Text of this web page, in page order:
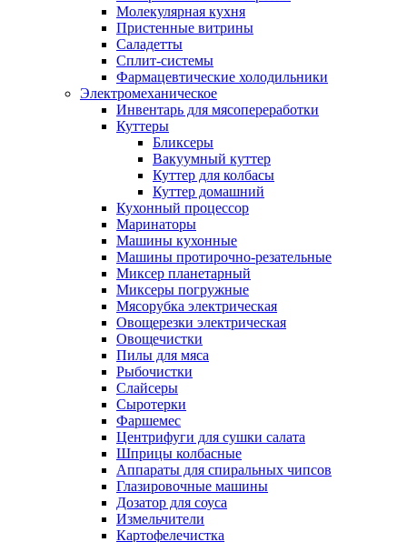
Молекулярная кухня
Пристенные витрины
Саладетты
Сплит-системы
Фармацевтические холодильники
Электромеханическое
Инвентарь для мясопереработки
Куттеры
Бликсеры
Вакуумный куттер
Куттер для колбасы
Куттер домашний
Кухонный процессор
Маринаторы
Машины кухонные
Машины протирочно-резательные
Миксер планетарный
Миксеры погружные
Мясорубка электрическая
Овощерезки электрическая
Овощечистки
Пилы для мяса
Рыбочистки
Слайсеры
Сыротерки
Фаршемес
Центрифуги для сушки салата
Шприцы колбасные
Аппараты для спиральных чипсов
Глазировочные машины
Дозатор для соуса
Измельчители
Картофелечистка